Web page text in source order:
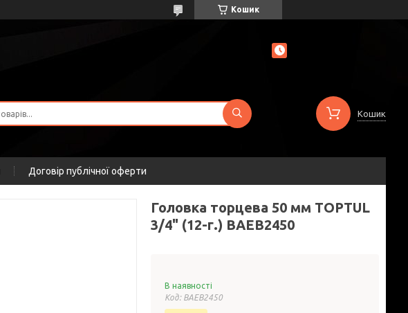
Кошик
Кошик
Договір публічної оферти
Головка торцева 50 мм TOPTUL
3/4" (12-г.) BAEB2450
В наявності
Код: BAEB2450